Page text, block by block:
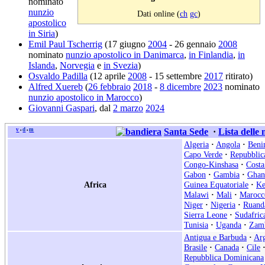
Dati online (ch gc)
nunzio
apostolico
in Siria)
Emil Paul Tscherrig (17 giugno 2004 - 26 gennaio 2008
nominato nunzio apostolico in Danimarca, in Finlandia, in
Islanda, Norvegia e in Svezia)
Osvaldo Padilla (12 aprile 2008 - 15 settembre 2017 ritirato)
Alfred Xuereb (26 febbraio 2018 - 8 dicembre 2023 nominato
nunzio apostolico in Marocco)
Giovanni Gaspari, dal 2 marzo 2024
v • d • m Santa Sede · Lista delle
Africa
Algeria · Angola ·
Capo Verde ·
Congo-Kinshasa ·
Gabon · Gambia ·
Guinea Equatoriale ·
Malawi · Mali ·
Niger · Nigeria ·
Sierra Leone ·
Tunisia · Uganda ·
Antigua e Barbuda ·
Brasile · Canada · Cile ·
Repubblica Dominicana